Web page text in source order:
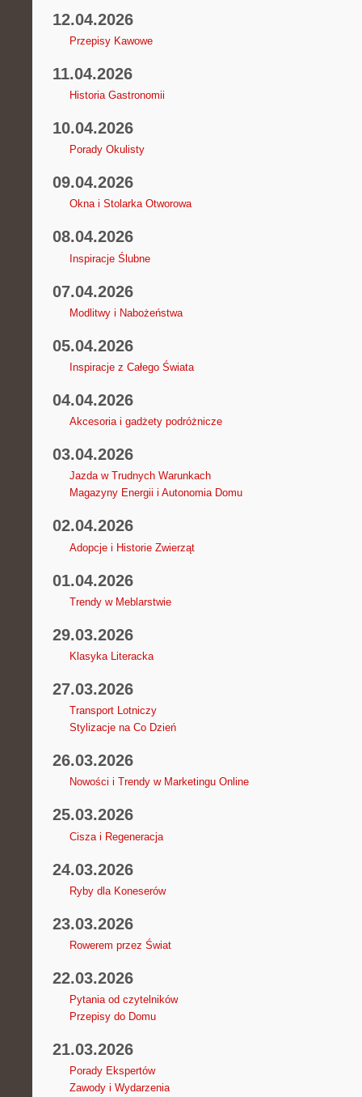
12.04.2026
Przepisy Kawowe
11.04.2026
Historia Gastronomii
10.04.2026
Porady Okulisty
09.04.2026
Okna i Stolarka Otworowa
08.04.2026
Inspiracje Ślubne
07.04.2026
Modlitwy i Nabożeństwa
05.04.2026
Inspiracje z Całego Świata
04.04.2026
Akcesoria i gadżety podróżnicze
03.04.2026
Jazda w Trudnych Warunkach
Magazyny Energii i Autonomia Domu
02.04.2026
Adopcje i Historie Zwierząt
01.04.2026
Trendy w Meblarstwie
29.03.2026
Klasyka Literacka
27.03.2026
Transport Lotniczy
Stylizacje na Co Dzień
26.03.2026
Nowości i Trendy w Marketingu Online
25.03.2026
Cisza i Regeneracja
24.03.2026
Ryby dla Koneserów
23.03.2026
Rowerem przez Świat
22.03.2026
Pytania od czytelników
Przepisy do Domu
21.03.2026
Porady Ekspertów
Zawody i Wydarzenia